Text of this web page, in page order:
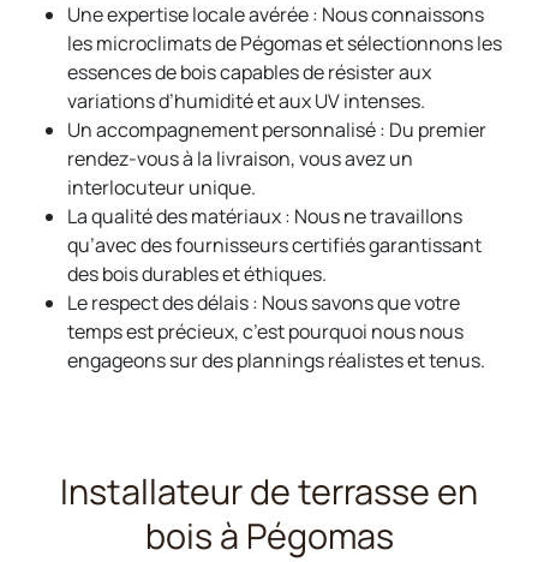
Une expertise locale avérée : Nous connaissons
les microclimats de Pégomas et sélectionnons les
essences de bois capables de résister aux
variations d’humidité et aux UV intenses.
Un accompagnement personnalisé : Du premier
rendez-vous à la livraison, vous avez un
interlocuteur unique.
La qualité des matériaux : Nous ne travaillons
qu’avec des fournisseurs certifiés garantissant
des bois durables et éthiques.
Le respect des délais : Nous savons que votre
temps est précieux, c’est pourquoi nous nous
engageons sur des plannings réalistes et tenus.
Installateur de terrasse en
bois à Pégomas